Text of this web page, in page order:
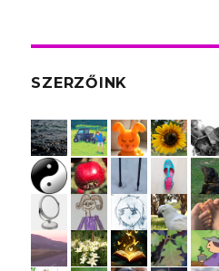
SZERZŐINK